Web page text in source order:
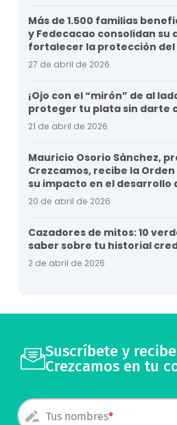
Más de 1.500 familias
y Fedecacao consolidan su
fortalecer la protección
27 de abril de 2026
¡Ojo con el “mirón” de al
proteger tu plata sin darte
21 de abril de 2026
Mauricio Osorio Sánchez,
Crezcamos, recibe la
su impacto en el desarrollo
20 de abril de 2026
Cazadores de mitos: 10
saber sobre tu historial
2 de abril de 2026
Suscríbete y
Crezcamos en tu
Tus nombres